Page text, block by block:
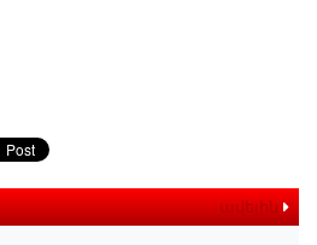
ավելին